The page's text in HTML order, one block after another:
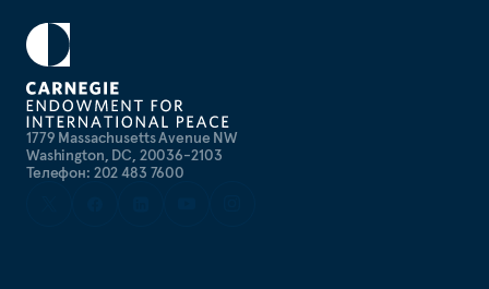
1779 Massachusetts Avenue NW
Washington, DC, 20036-2103
Телефон: 202 483 7600